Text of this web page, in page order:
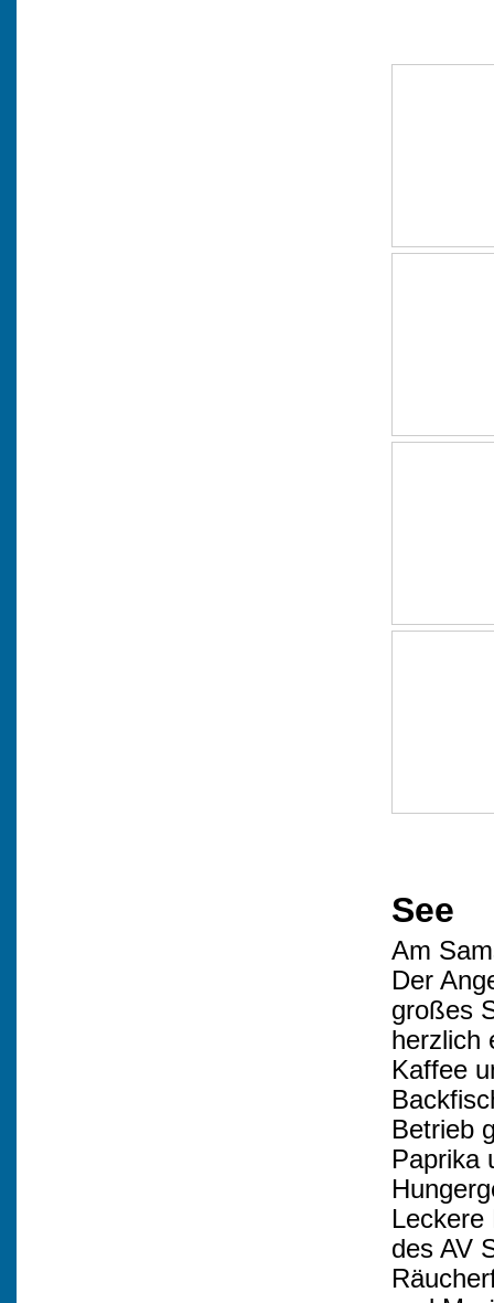
See
Am
Der
großes
herzlich
Kaffee
Betrieb
Paprika
Leckere
des AV